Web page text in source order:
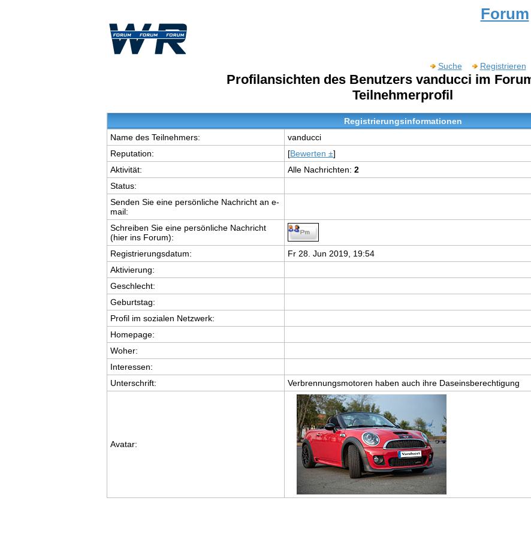
Forum
Suche Registrieren
Profilansichten des Benutzers vanducci im
Teilnehmerprofil
Registrierungsinformationen
Name des Teilnehmers:
vanducci
Reputation:
[Bewerten ±]
Aktivität:
Alle Nachrichten: 2
Status:
Senden Sie eine persönliche Nachricht an e-
mail:
Schreiben Sie eine persönliche Nachricht
(hier ins Forum):
Registrierungsdatum:
Fr 28. Jun 2019, 19:54
Aktivierung:
Geschlecht:
Geburtstag:
Profil im sozialen Netzwerk:
Homepage:
Woher:
Interessen:
Unterschrift:
Verbrennungsmotoren haben auch ihre Daseinsberechtigung
Avatar: